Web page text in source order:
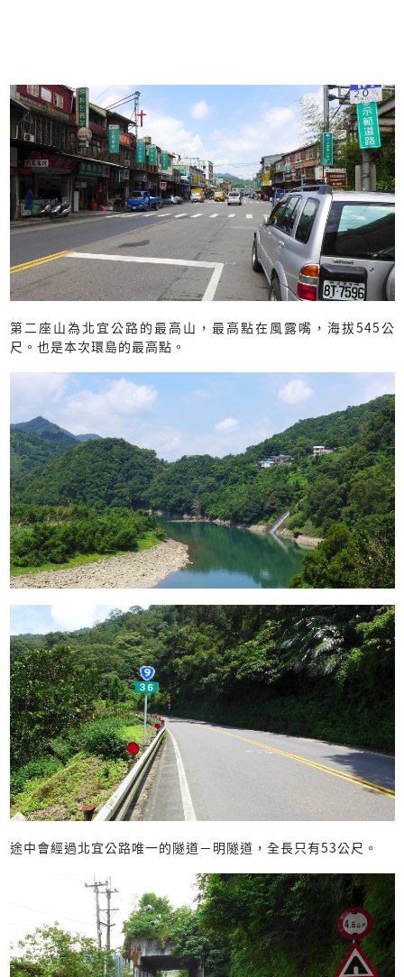
第二座山為北宜公路的最高山，最高點在風露嘴，海拔545公
尺。也是本次環島的最高點。
途中會經過北宜公路唯一的隧道－明隧道，全長只有53公尺。